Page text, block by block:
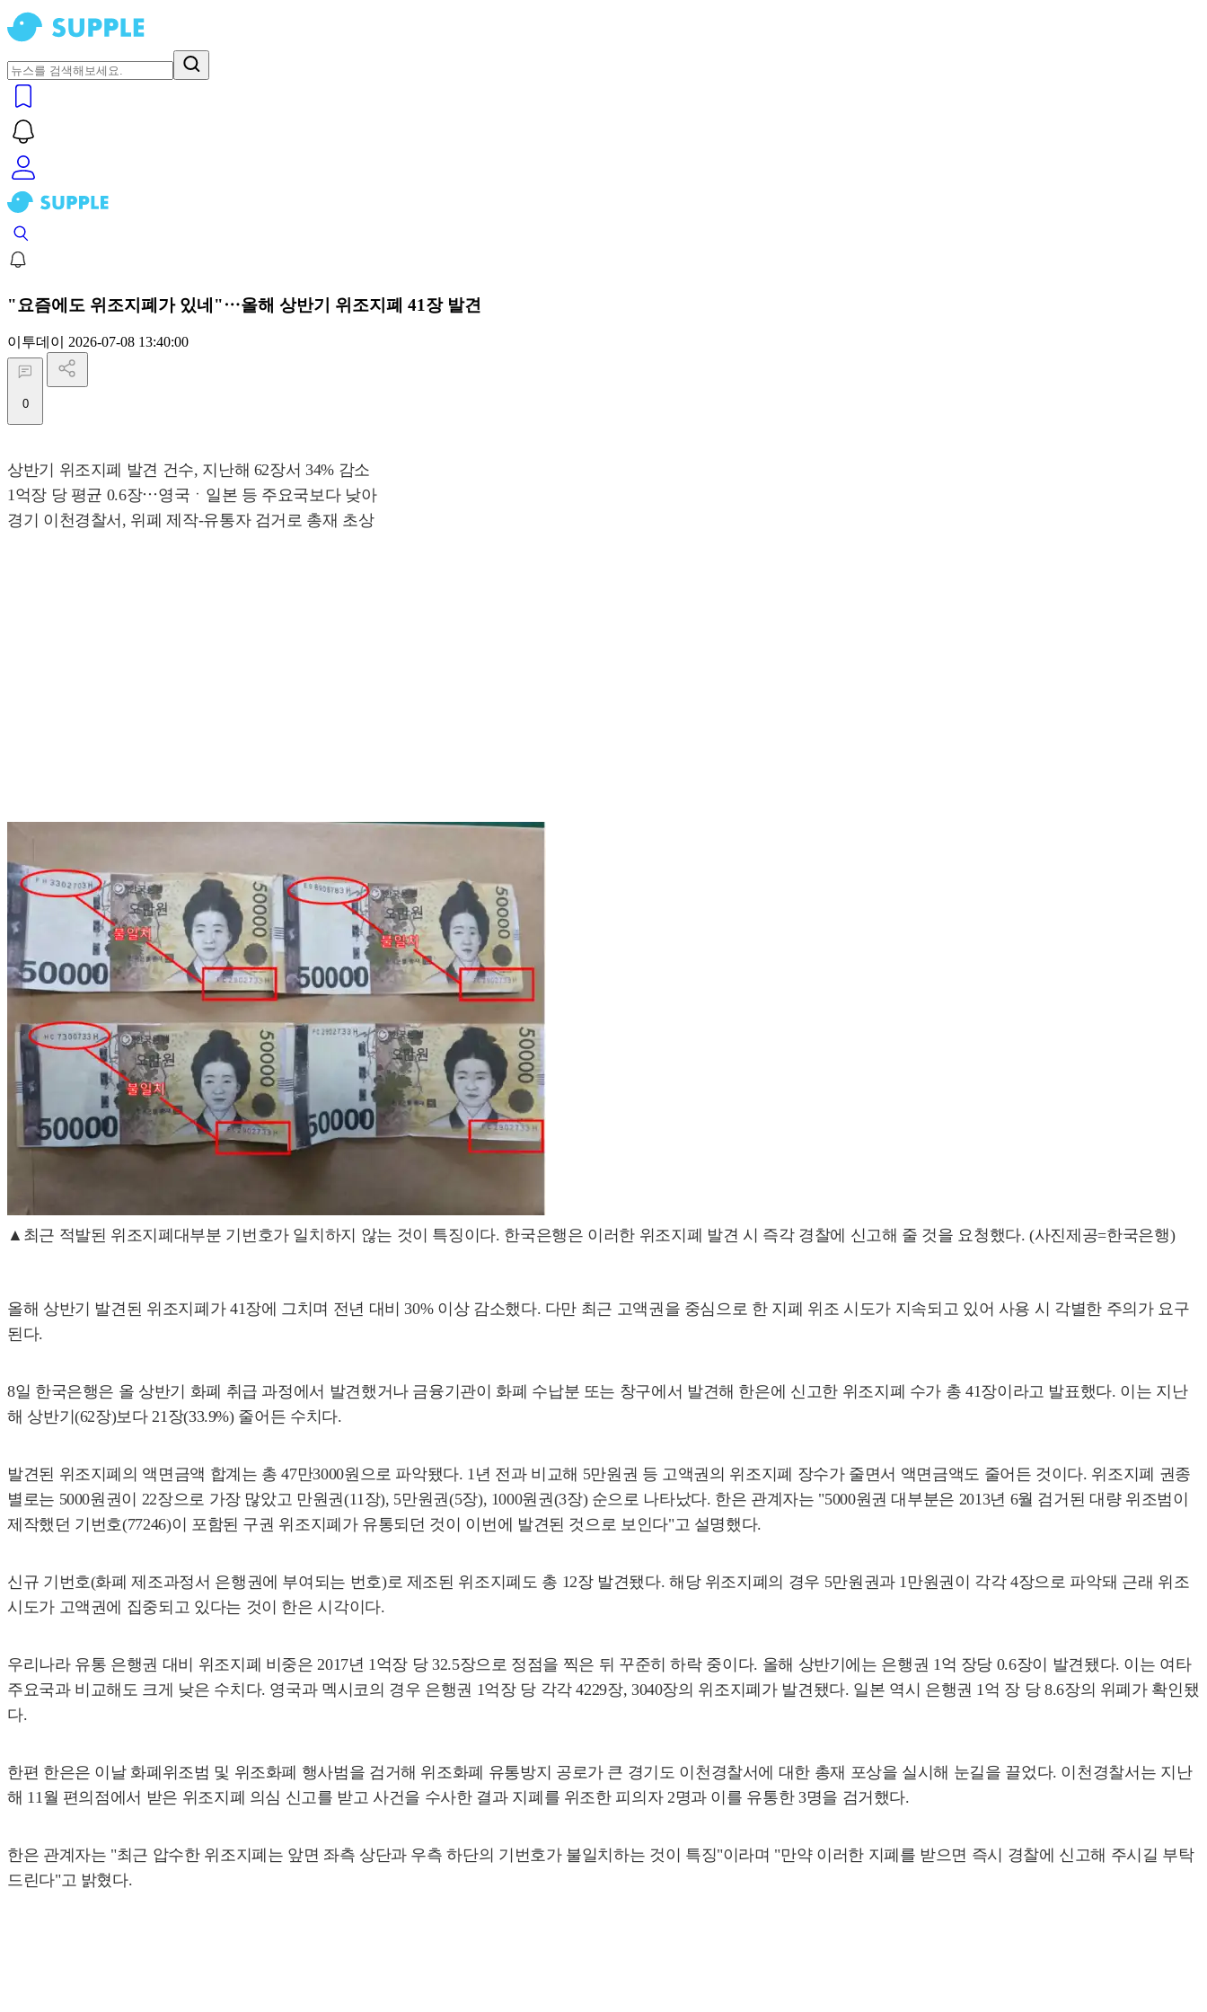
"요즘에도 위조지폐가 있네"⋯올해 상반기 위조지폐 41장 발견
이투데이 2026-07-08 13:40:00
0
상반기 위조지폐 발견 건수, 지난해 62장서 34% 감소
1억장 당 평균 0.6장⋯영국ㆍ일본 등 주요국보다 낮아
경기 이천경찰서, 위폐 제작-유통자 검거로 총재 초상
▲최근 적발된 위조지폐대부분 기번호가 일치하지 않는 것이 특징이다. 한국은행은 이러한 위조지폐 발견 시 즉각 경찰에 신고해 줄 것을 요청했다. (사진제공=한국은행)
올해 상반기 발견된 위조지폐가 41장에 그치며 전년 대비 30% 이상 감소했다. 다만 최근 고액권을 중심으로 한 지폐 위조 시도가 지속되고 있어 사용 시 각별한 주의가 요구
된다.
8일 한국은행은 올 상반기 화폐 취급 과정에서 발견했거나 금융기관이 화폐 수납분 또는 창구에서 발견해 한은에 신고한 위조지폐 수가 총 41장이라고 발표했다. 이는 지난
해 상반기(62장)보다 21장(33.9%) 줄어든 수치다.
발견된 위조지폐의 액면금액 합계는 총 47만3000원으로 파악됐다. 1년 전과 비교해 5만원권 등 고액권의 위조지폐 장수가 줄면서 액면금액도 줄어든 것이다. 위조지폐 권종
별로는 5000원권이 22장으로 가장 많았고 만원권(11장), 5만원권(5장), 1000원권(3장) 순으로 나타났다. 한은 관계자는 "5000원권 대부분은 2013년 6월 검거된 대량 위조범이
제작했던 기번호(77246)이 포함된 구권 위조지폐가 유통되던 것이 이번에 발견된 것으로 보인다"고 설명했다.
신규 기번호(화폐 제조과정서 은행권에 부여되는 번호)로 제조된 위조지폐도 총 12장 발견됐다. 해당 위조지폐의 경우 5만원권과 1만원권이 각각 4장으로 파악돼 근래 위조
시도가 고액권에 집중되고 있다는 것이 한은 시각이다.
우리나라 유통 은행권 대비 위조지폐 비중은 2017년 1억장 당 32.5장으로 정점을 찍은 뒤 꾸준히 하락 중이다. 올해 상반기에는 은행권 1억 장당 0.6장이 발견됐다. 이는 여타
주요국과 비교해도 크게 낮은 수치다. 영국과 멕시코의 경우 은행권 1억장 당 각각 4229장, 3040장의 위조지폐가 발견됐다. 일본 역시 은행권 1억 장 당 8.6장의 위폐가 확인됐
다.
한편 한은은 이날 화폐위조범 및 위조화폐 행사범을 검거해 위조화폐 유통방지 공로가 큰 경기도 이천경찰서에 대한 총재 포상을 실시해 눈길을 끌었다. 이천경찰서는 지난
해 11월 편의점에서 받은 위조지폐 의심 신고를 받고 사건을 수사한 결과 지폐를 위조한 피의자 2명과 이를 유통한 3명을 검거했다.
한은 관계자는 "최근 압수한 위조지폐는 앞면 좌측 상단과 우측 하단의 기번호가 불일치하는 것이 특징"이라며 "만약 이러한 지폐를 받으면 즉시 경찰에 신고해 주시길 부탁
드린다"고 밝혔다.